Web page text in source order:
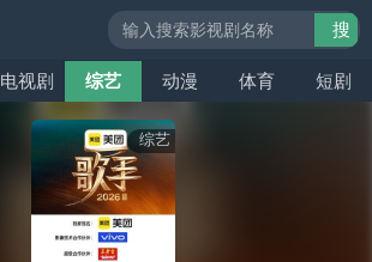
电视剧 综艺 动漫 体育 短剧
搜
综艺